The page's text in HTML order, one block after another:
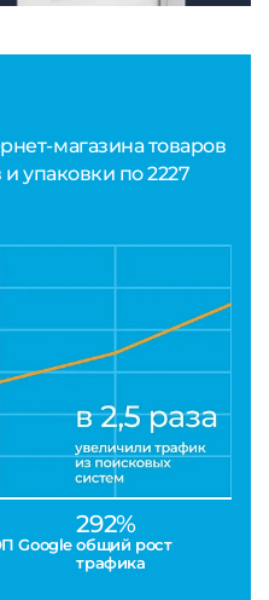
магазина товаров
упаковки по 2227
Google
292%
общий рост
трафика